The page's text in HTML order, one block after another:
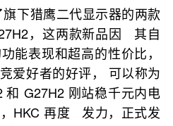
下猎鹰二代显示器的两款
，这两款新品因 其自
能表现和超高的性价比，
爱好者的好评， 可以称为
和 G27H2 刚站稳千元内电
HKC 再度 发力，正式发